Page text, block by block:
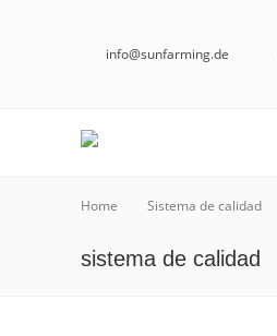
info@sunfarming.de
Home Sistema de calidad
sistema de calidad